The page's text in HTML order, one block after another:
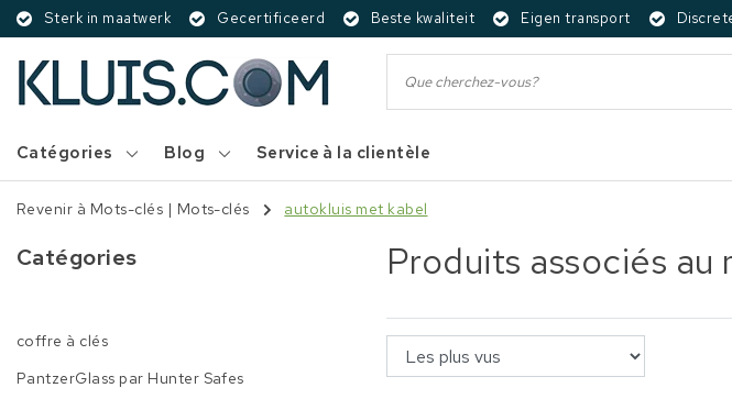
Sterk in maatwerk Gecertificeerd Beste kwaliteit Eigen transport
Catégories Blog Service à la clientèle
Revenir à Mots-clés | Mots-clés autokluis met kabel
Catégories
coffre à clés
PantzerGlass par Hunter Safes
Produits associés